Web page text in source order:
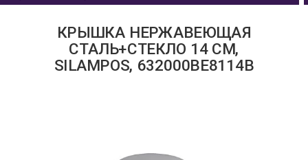
КРЫШКА НЕРЖАВЕЮЩАЯ
СТАЛЬ+СТЕКЛО 14 СМ,
SILAMPOS, 632000BE8114B